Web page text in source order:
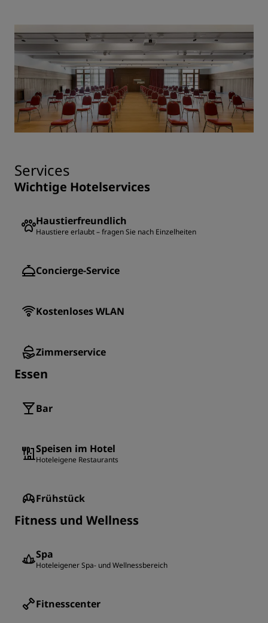
Services
Wichtige Hotelservices
Haustierfreundlich
Haustiere erlaubt – fragen Sie nach Einzelheiten
Concierge-Service
Kostenloses WLAN
Zimmerservice
Essen
Bar
Speisen im Hotel
Hoteleigene Restaurants
Frühstück
Fitness und Wellness
Spa
Hoteleigener Spa- und Wellnessbereich
Fitnesscenter